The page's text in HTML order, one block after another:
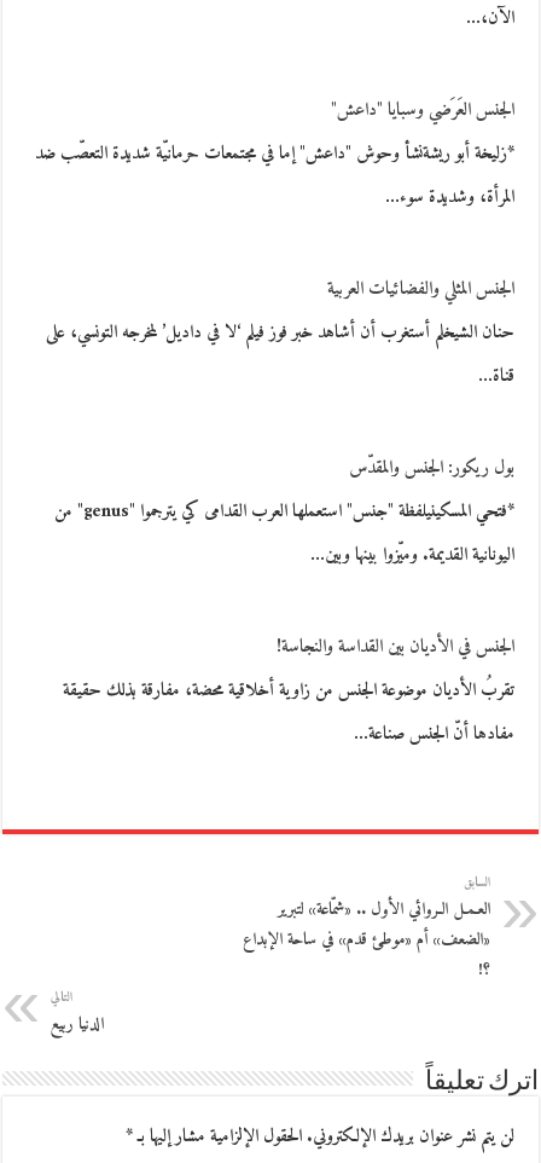
الآن،…
الجنس العَرَضي وسبايا "داعش"
*زليخة أبو ريشةنشأ وحوش "داعش" إما في مجتمعات حرمانيّة شديدة التعصّب ضد
المرأة، وشديدة سوء…
الجنس المثلي والفضائيات العربية
حنان الشيخلم أستغرب أن أشاهد خبر فوز فيلم ‘لا في داديل’ لمخرجه التونسي، على
قناة…
بول ريكور: الجنس والمقدّس
*فتحي المسكينيلفظة "جنس" استعملها العرب القدامى كي يترجموا "genus" من
اليونانية القديمة. وميّزوا بينها وبين…
الجنس في الأديان بين القداسة والنجاسة!
تقربُ الأديان موضوعة الجنس من زاوية أخلاقية محضة، مفارقة بذلك حقيقة
مفادها أنّ الجنس صناعة…
السابق
العـمـل الـروائي الأول .. «شمّاعة» لتبرير
«الضعف» أم «موطئ قدم» في ساحة الإبداع
؟!
التالي
الدنيا ربيع
اترك تعليقاً
لن يتم نشر عنوان بريدك الإلكتروني.الحقول الإلزامية مشار إليها بـ*